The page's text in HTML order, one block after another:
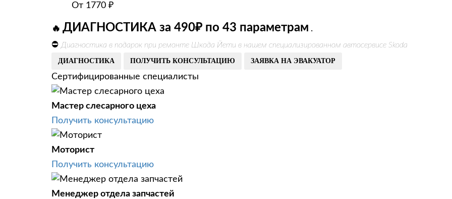
От 1770 ₽
🔥 ДИАГНОСТИКА за 490₽ по 43 параметрам .
⛔ Диагностика в подарок при ремонте Шкода Йети в нашем специализированном автосервисе Skoda
ДИАГНОСТИКА ПОЛУЧИТЬ КОНСУЛЬТАЦИЮ ЗАЯВКА НА ЭВАКУАТОР
Сертифицированные специалисты
Мастер слесарного цеха
Получить консультацию
Моторист
Получить консультацию
Менеджер отдела запчастей